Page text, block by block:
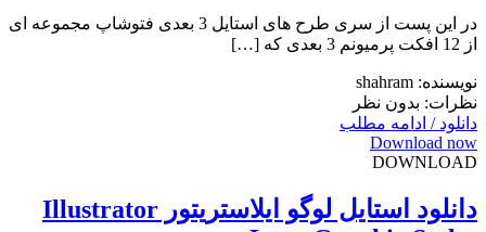
در این پست از سری طرح های استایل 3 بعدی فتوشاپ مجموعه ای
از 12 افکت پرمیونم 3 بعدی که […]
نویسنده: shahram
نظرات: بدون نظر
دانلود / ادامه مطلب
Download now
DOWNLOAD
دانلود استایل لوگو ایلاستریتور Illustrator